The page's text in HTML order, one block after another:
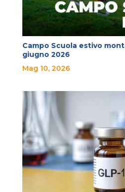
Campo Scuola estivo
giugno 2026
Mag 10, 2026